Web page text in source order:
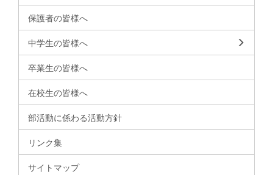
保護者の皆様へ
中学生の皆様へ
卒業生の皆様へ
在校生の皆様へ
部活動に係わる活動方針
リンク集
サイトマップ